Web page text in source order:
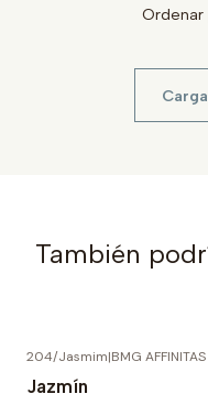
Ordenar
También
204/Jasmim|BMG AFFINITAS
Jazmín